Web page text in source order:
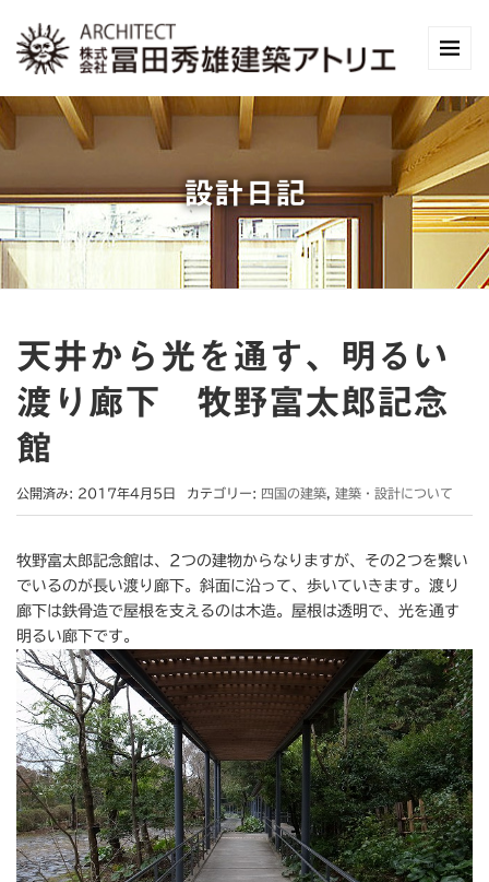
設計日記
天井から光を通す、明るい
渡り廊下 牧野富太郎記念
館
公開済み: 2017年4月5日 カテゴリー: 四国の建築 建築・設計について
牧野富太郎記念館は、2つの建物からなりますが、その2つを繋い
でいるのが長い渡り廊下。斜面に沿って、歩いていきます。渡り
廊下は鉄骨造で屋根を支えるのは木造。屋根は透明で、光を通す
明るい廊下です。